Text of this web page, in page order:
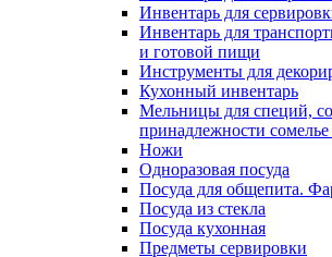
Инвентарь для
Инвентарь для
и готовой пищи
Инструменты для
Кухонный инвентарь
Мельницы для специй,
принадлежности сомелье
Ножи
Одноразовая посуда
Посуда для общепита.
Посуда из стекла
Посуда кухонная
Предметы сервировки